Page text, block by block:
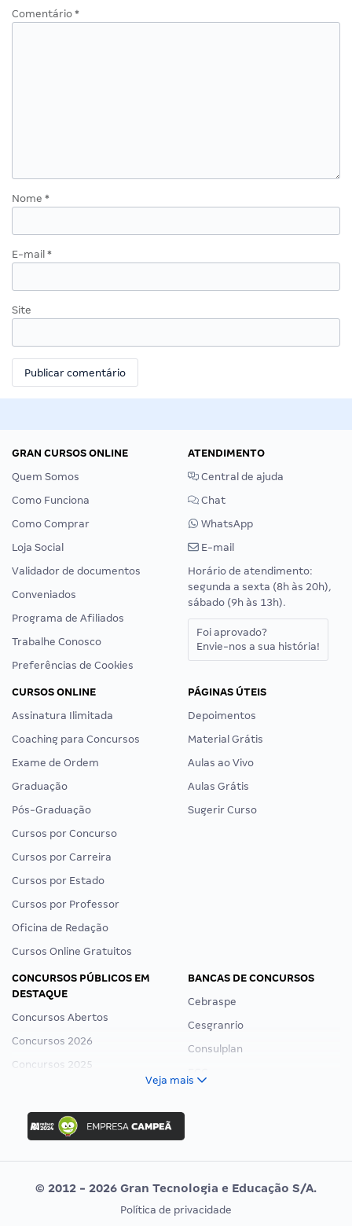
Comentário *
Nome *
E-mail *
Site
GRAN CURSOS ONLINE
Quem Somos
Como Funciona
Como Comprar
Loja Social
Validador de documentos
Conveniados
Programa de Afiliados
Trabalhe Conosco
Preferências de Cookies
ATENDIMENTO
Central de ajuda
Chat
WhatsApp
E-mail
Horário de atendimento:
segunda a sexta (8h às 20h),
sábado (9h às 13h).
Foi aprovado?
Envie-nos a sua história!
CURSOS ONLINE
Assinatura Ilimitada
Coaching para Concursos
Exame de Ordem
Graduação
Pós-Graduação
Cursos por Concurso
Cursos por Carreira
Cursos por Estado
Cursos por Professor
Oficina de Redação
Cursos Online Gratuitos
PÁGINAS ÚTEIS
Depoimentos
Material Grátis
Aulas ao Vivo
Aulas Grátis
Sugerir Curso
CONCURSOS PÚBLICOS EM
DESTAQUE
Concursos Abertos
Concursos 2026
Concursos 2025
Concurso Ibama
Concurso MPU
Editais publicados
BANCAS DE CONCURSOS
Cebraspe
Cesgranrio
Consulplan
Vunesp
CONCURSOS POR PROFISSÃO EXAME DE ORDEM
Veja mais
© 2012 - 2026 Gran Tecnologia e Educação S/A.
Política de privacidade